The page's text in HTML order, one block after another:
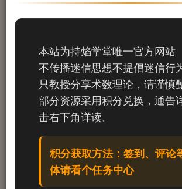
茶室坐落在一处闹中取静的地方，门
进去，却另有一番天地。空间布局疏朗有致
到好处，墙上挂着一幅水墨山水，几案上摆
枝枯荷斜斜插着，说不出的清雅。主人崧月
前等候，见客来，含笑让座。在座诸君，来
此多不相识，却因这一场茶局，缘聚于此。
本站为持焰学堂唯一官方网站
不传播迷信思想不提倡迷信行
只教授分享术数理论，请谨慎
部分资源采用积分兑换，通告
击右下角详读。
积分获取方法：签到、评论
体请看个任务中心